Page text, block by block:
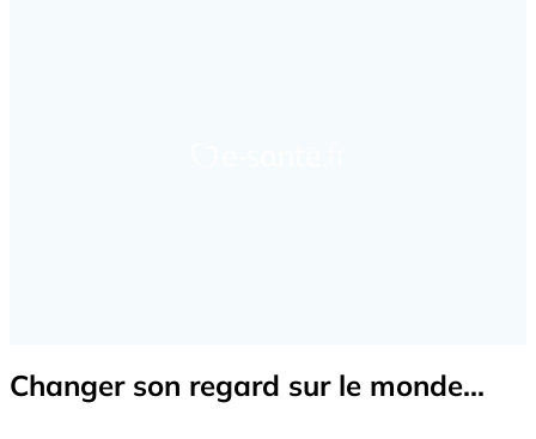
Changer son regard sur le monde...